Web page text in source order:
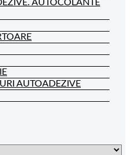
AUTOCOLANTE
AUTOADEZIVE